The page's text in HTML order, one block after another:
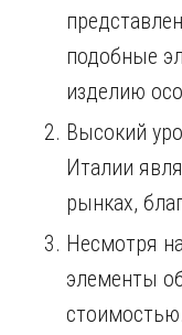
подобные
изделию
Высокий
Италии
рынках,
Несмотря
элементы